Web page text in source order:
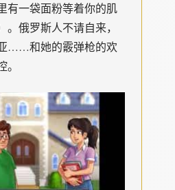
有一袋面粉等着你的肌
。俄罗斯人不请自来，
……和她的霰弹枪的欢